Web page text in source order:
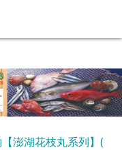
澎湖花枝丸系列】(